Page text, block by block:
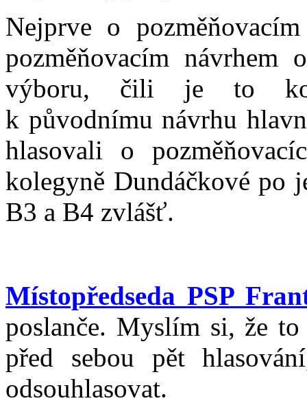
Nejprve o
pozměňovacím návrhem
výboru, čili je to
k původnímu návrhu
hlasovali o
kolegyně Dundáčkové po
B3 a B4 zvlášť.
Místopředseda PSP
poslanče. Myslím si, že
před sebou pět
odsouhlasovat.